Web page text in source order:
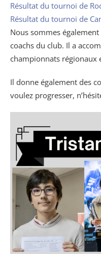
Résultat du tournoi de
Résultat du tournoi de
Nous sommes
coachs du club. Il a
championnats régionaux
Il donne également des
voulez progresser,